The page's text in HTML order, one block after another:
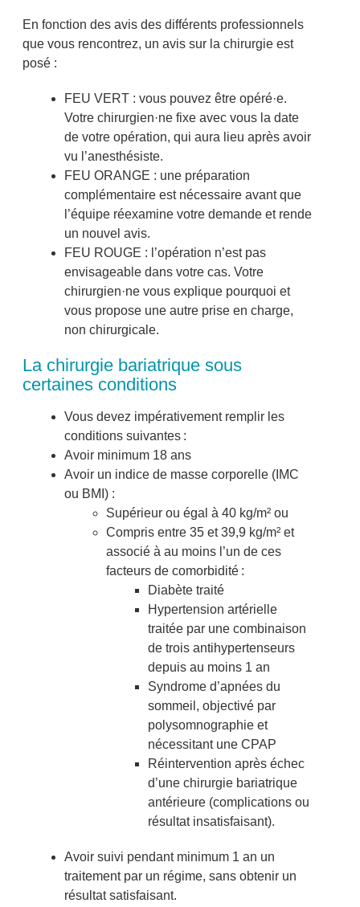
En fonction des avis des différents professionnels
que vous rencontrez, un avis sur la chirurgie est
posé :
FEU VERT : vous pouvez être opéré·e.
Votre chirurgien·ne fixe avec vous la date
de votre opération, qui aura lieu après avoir
vu l’anesthésiste.
FEU ORANGE : une préparation
complémentaire est nécessaire avant que
l’équipe réexamine votre demande et rende
un nouvel avis.
FEU ROUGE : l’opération n’est pas
envisageable dans votre cas. Votre
chirurgien·ne vous explique pourquoi et
vous propose une autre prise en charge,
non chirurgicale.
La chirurgie bariatrique sous
certaines conditions
Vous devez impérativement remplir les
conditions suivantes :
Avoir minimum 18 ans
Avoir un indice de masse corporelle (IMC
ou BMI) :
Supérieur ou égal à 40 kg/m² ou
Compris entre 35 et 39,9 kg/m² et
associé à au moins l’un de ces
facteurs de comorbidité :
Diabète traité
Hypertension artérielle
traitée par une combinaison
de trois antihypertenseurs
depuis au moins 1 an
Syndrome d’apnées du
sommeil, objectivé par
polysomnographie et
nécessitant une CPAP
Réintervention après échec
d’une chirurgie bariatrique
antérieure (complications ou
résultat insatisfaisant).
Avoir suivi pendant minimum 1 an un
traitement par un régime, sans obtenir un
résultat satisfaisant.